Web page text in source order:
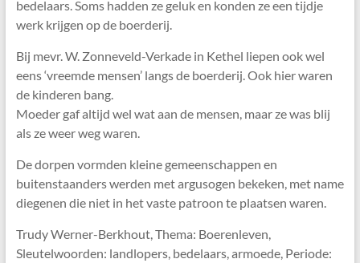
bedelaars. Soms hadden ze geluk en konden ze een tijdje
werk krijgen op de boerderij.
Bij mevr. W. Zonneveld-Verkade in Kethel liepen ook wel
eens ‘vreemde mensen’ langs de boerderij. Ook hier waren
de kinderen bang.
Moeder gaf altijd wel wat aan de mensen, maar ze was blij
als ze weer weg waren.
De dorpen vormden kleine gemeenschappen en
buitenstaanders werden met argusogen bekeken, met name
diegenen die niet in het vaste patroon te plaatsen waren.
Trudy Werner-Berkhout, Thema: Boerenleven,
Sleutelwoorden: landlopers, bedelaars, armoede, Periode: